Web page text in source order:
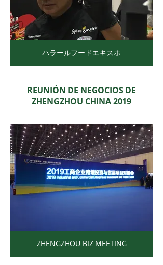
ハラールフードエキスポ
REUNIÓN DE NEGOCIOS DE
ZHENGZHOU CHINA 2019
ZHENGZHOU BIZ MEETING